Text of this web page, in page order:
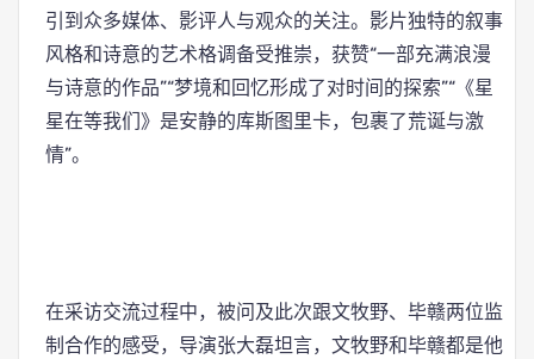
引到众多媒体、影评人与观众的关注。影片独特的叙事
风格和诗意的艺术格调备受推崇，获赞“一部充满浪漫
与诗意的作品”“梦境和回忆形成了对时间的探索”“《星
星在等我们》是安静的库斯图里卡，包裹了荒诞与激
情”。
在采访交流过程中，被问及此次跟文牧野、毕赣两位监
制合作的感受，导演张大磊坦言，文牧野和毕赣都是他